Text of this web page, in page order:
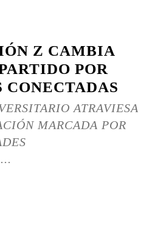
Z CAMBIA
POR
ATRAVIESA
MARCADA POR